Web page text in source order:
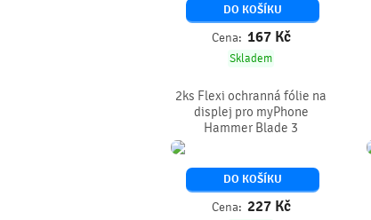
DO KOŠÍKU
Cena: 167 Kč
Skladem
2ks Flexi ochranná fólie na
displej pro myPhone
Hammer Blade 3
DO KOŠÍKU
Cena: 227 Kč